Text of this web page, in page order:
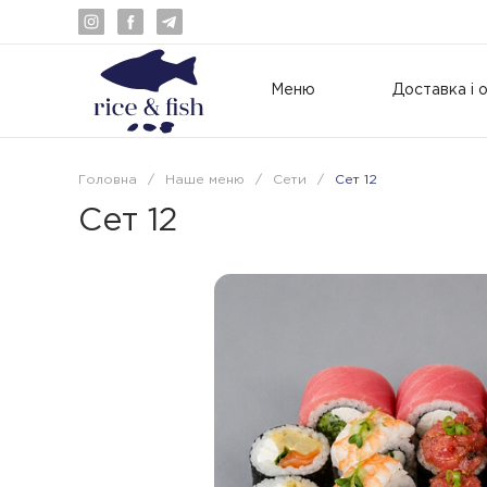
Меню Доставка і
Головна / Наше меню / Сети / Сет 12
Сет 12